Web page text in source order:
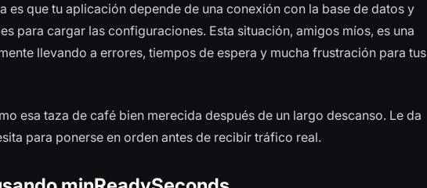
es que tu aplicación depende de una conexión con la base de datos y
para cargar las configuraciones. Esta situación, amigos míos, es una
llevando a errores, tiempos de espera y mucha frustración para tus
esa taza de café bien merecida después de un largo descanso. Le da
para ponerse en orden antes de recibir tráfico real.